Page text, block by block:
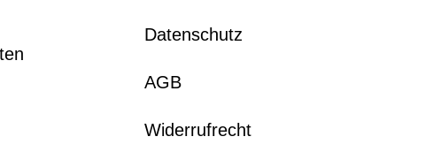
Datenschutz
AGB
Widerrufrecht